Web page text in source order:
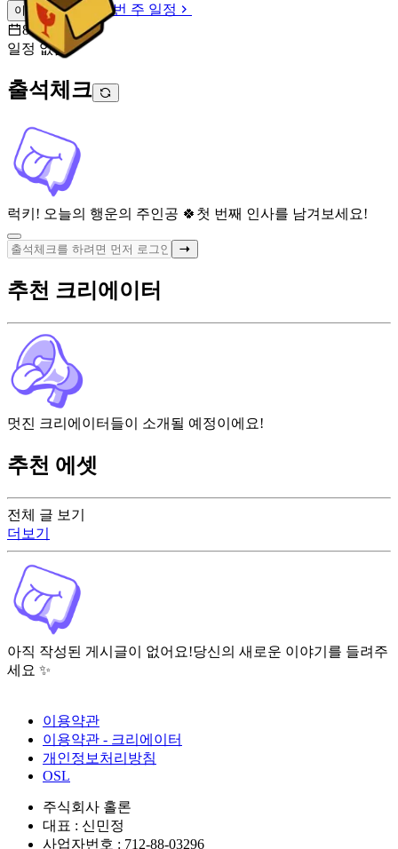
이번 주 일정
이번 주 일정
8월 7일 [금]
일정 없음
출석체크
럭키! 오늘의 행운의 주인공 🍀 첫 번째 인사를 남겨보세요!
전체 글 보기
더보기
아직 작성된 게시글이 없어요!당신의 새로운 이야기를 들려주
세요 ✨
추천 크리에이터
멋진 크리에이터들이 소개될 예정이에요!
추천 에셋
이용약관
이용약관 - 크리에이터
개인정보처리방침
OSL
주식회사 홀론
대표 : 신민정
사업자번호 : 712-88-03296